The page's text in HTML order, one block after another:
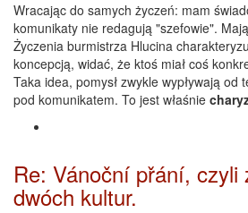
Wracając do samych życzeń: mam
komunikaty nie redagują "szefowie".
Życzenia burmistrza Hlucina
koncepcją, widać, że ktoś miał coś
Taka idea, pomysł zwykle wypływają od
pod komunikatem. To jest właśnie
Re: Vánoční přání, czyli
dwóch kultur.